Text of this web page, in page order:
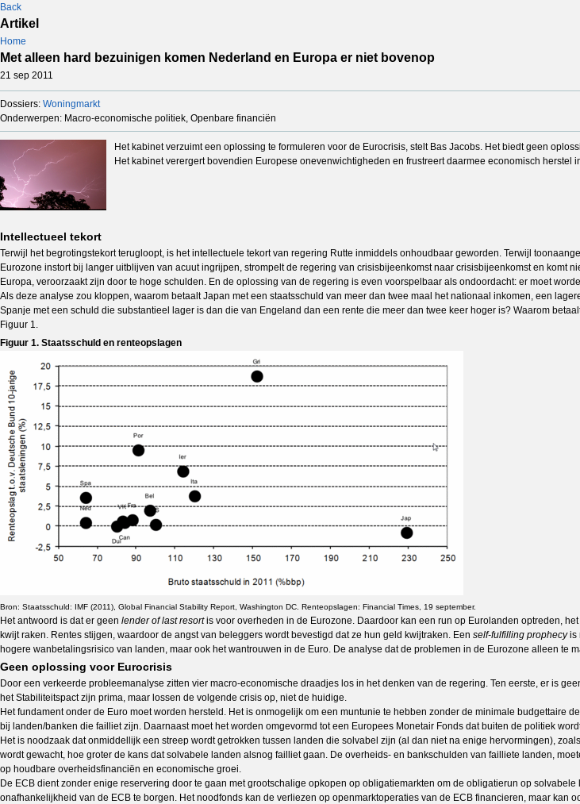
Back
Artikel
Home
Met alleen hard bezuinigen komen Nederland en Europa er niet bovenop
21 sep 2011
Dossiers: Woningmarkt
Onderwerpen: Macro-economische politiek, Openbare financiën
Het kabinet verzuimt een oplossing te formuleren voor de Eurocrisis, stelt Bas Jacobs. Het biedt geen
Het kabinet verergert bovendien Europese onevenwichtigheden en frustreert daarmee economisch herstel
Intellectueel tekort
Terwijl het begrotingstekort terugloopt, is het intellectuele tekort van regering Rutte inmiddels onhoudbaar geworden. Terwijl
Eurozone instort bij langer uitblijven van acuut ingrijpen, strompelt de regering van crisisbijeenkomst naar crisisbijeenkomst en
Europa, veroorzaakt zijn door te hoge schulden. En de oplossing van de regering is even voorspelbaar als ondoordacht: er moet
Als deze analyse zou kloppen, waarom betaalt Japan met een staatsschuld van meer dan twee maal het nationaal inkomen, een
Spanje met een schuld die substantieel lager is dan die van Engeland dan een rente die meer dan twee keer hoger is? Waarom
Figuur 1.
Figuur 1. Staatsschuld en renteopslagen
Bron: Staatsschuld: IMF (2011), Global Financial Stability Report, Washington DC. Renteopslagen: Financial Times, 19 september.
Het antwoord is dat er geen lender of last resortis voor overheden in de Eurozone. Daardoor kan een run op Eurolanden optreden,
kwijt raken. Rentes stijgen, waardoor de angst van beleggers wordt bevestigd dat ze hun geld kwijtraken. Een self-fulfilling prophecyis
hogere wanbetalingsrisico van landen, maar ook het wantrouwen in de Euro. De analyse dat de problemen in de Eurozone alleen te
Geen oplossing voor Eurocrisis
Door een verkeerde probleemanalyse zitten vier macro-economische draadjes los in het denken van de regering. Ten eerste, er is
het Stabiliteitspact zijn prima, maar lossen de volgende crisis op, niet de huidige.
Het fundament onder de Euro moet worden hersteld. Het is onmogelijk om een muntunie te hebben zonder de minimale
bij landen/banken die failliet zijn. Daarnaast moet het worden omgevormd tot een Europees Monetair Fonds dat buiten de politiek
Het is noodzaak dat onmiddellijk een streep wordt getrokken tussen landen die solvabel zijn (al dan niet na enige hervormingen),
wordt gewacht, hoe groter de kans dat solvabele landen alsnog failliet gaan. De overheids- en bankschulden van failliete landen,
op houdbare overheidsfinanciën en economische groei.
De ECB dient zonder enige reservering door te gaan met grootschalige opkopen op obligatiemarkten om de obligatierun op
onafhankelijkheid van de ECB te borgen. Het noodfonds kan de verliezen op openmarktoperaties van de ECB financieren, maar